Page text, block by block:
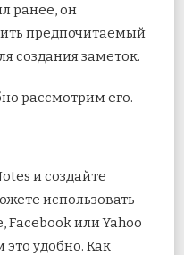
ранее, он
предпочитаемый
создания заметок.
рассмотрим его.
и создайте
использовать
Facebook или Yahoo
это удобно. Как